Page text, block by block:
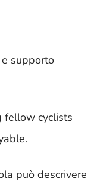
supporto
fellow cyclists
può descrivere